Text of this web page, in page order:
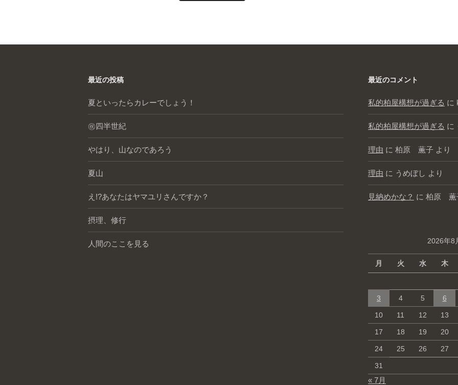
最近の投稿
夏といったらカレーでしょう！
㊗️四半世紀
やはり、山なのであろう
夏山
え!?あなたはヤマユリさんですか？
摂理、修行
人間のここを見る
最近のコメント
私的柏屋構想が過ぎる に
私的柏屋構想が過ぎる に
理由 に 柏原 薫子 より
理由 に うめぼし より
見納めかな？ に 柏原 薫
2026年8
月 火 水 木
3 4 5 6
10 11 12 13
17 18 19 20
24 25 26 27
31
« 7月